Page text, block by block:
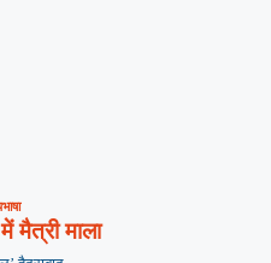
मैत्री माला